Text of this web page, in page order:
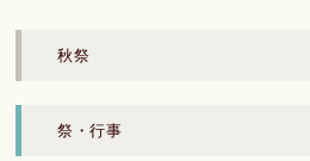
秋祭
祭・行事